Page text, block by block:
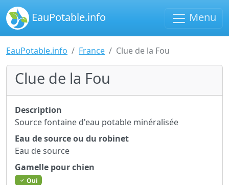
EauPotable.info Menu
EauPotable.info France Clue de la Fou
Clue de la Fou
Description
Source fontaine d'eau potable minéralisée
Eau de source ou du robinet
Eau de source
Gamelle pour chien
Oui